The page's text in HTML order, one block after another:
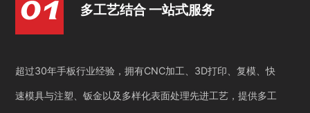
多工艺结合 一站式服务
超过30年手板行业经验，拥有CNC加工、3D打印、复模、快
速模具与注塑、钣金以及多样化表面处理先进工艺，提供多工